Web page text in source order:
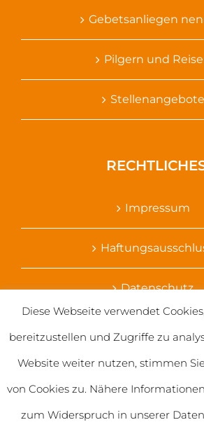
Gebetsanliegen
Pilgern und
Stellenangebote
Impressum
Datenschutz
Diese Webseite verwendet
bereitzustellen und Zugriffe zu
Website weiter nutzen, stimmen
von Cookies zu. Nähere
zum Widerspruch in unserer